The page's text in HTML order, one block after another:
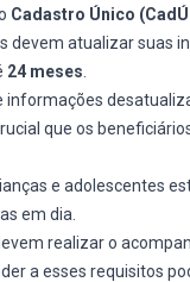
Cadastro Único
devem atualizar suas
24 meses
informações
que os
e adolescentes
em dia.
realizar o
a esses requisitos